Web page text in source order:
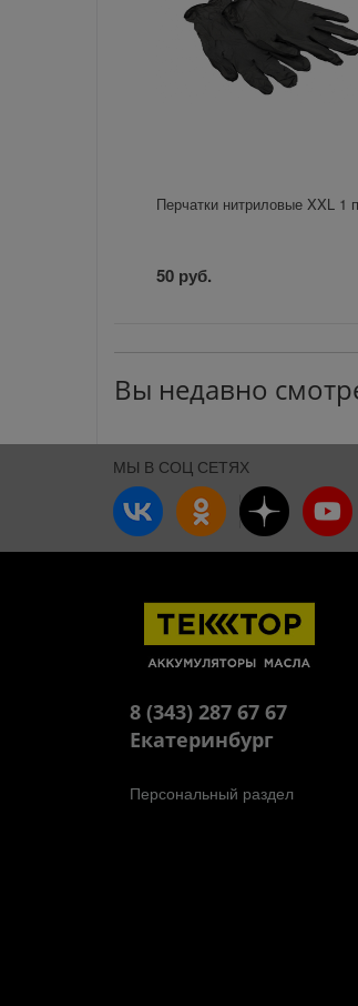
Перчатки нитриловые XXL 1
50 руб.
Вы недавно
МЫ В СОЦ СЕТЯХ
8 (343) 287 67 67
Екатеринбург
Персональный раздел